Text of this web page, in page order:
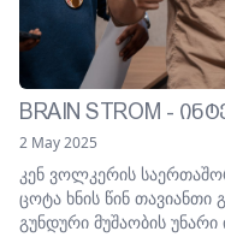
BRAIN STROM -
2 May 2025
კენ ვოლკერის
ცოტა ხნის წინ
გუნდური მუშაობის